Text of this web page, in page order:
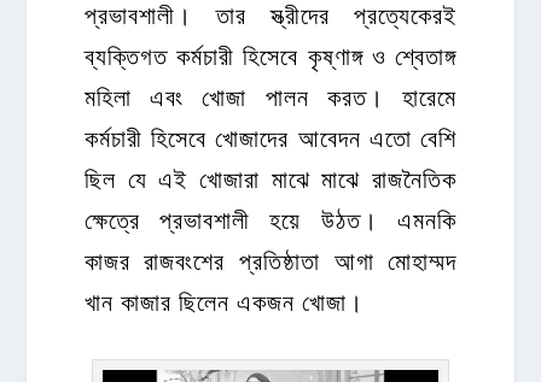
প্রভাবশালী। তার স্ত্রীদের প্রত্যেকেরই
ব্যক্তিগত কর্মচারী হিসেবে কৃষ্ণাঙ্গ ও শ্বেতাঙ্গ
মহিলা এবং খোজা পালন করত। হারেমে
কর্মচারী হিসেবে খোজাদের আবেদন এতো বেশি
ছিল যে এই খোজারা মাঝে মাঝে রাজনৈতিক
ক্ষেত্রে প্রভাবশালী হয়ে উঠত। এমনকি
কাজর রাজবংশের প্রতিষ্ঠাতা আগা মোহাম্মদ
খান কাজার ছিলেন একজন খোজা।